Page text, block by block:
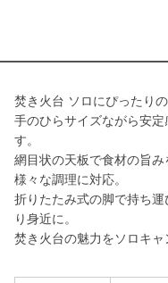
焚き火台 ソロにぴったり
手のひらサイズながら安
す。
網目状の天板で食材の旨
様々な調理に対応。
折りたたみ式の脚で持ち
り身近に。
焚き火台の魅力をソロキャ